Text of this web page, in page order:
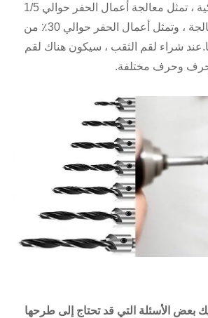
في المعالجة الميكانيكية ، تمثل معالجة أعمال الحفر حوالي 1/5
من إجمالي كمية المعالجة ، وتمثل أعمال الحفر حوالي 30٪ من
شراء لقم الثقب ، سيكون هناك لقم
وحرف وحرف مختلفة.
بعض الأسئلة التي قد تحتاج إلى طرحها